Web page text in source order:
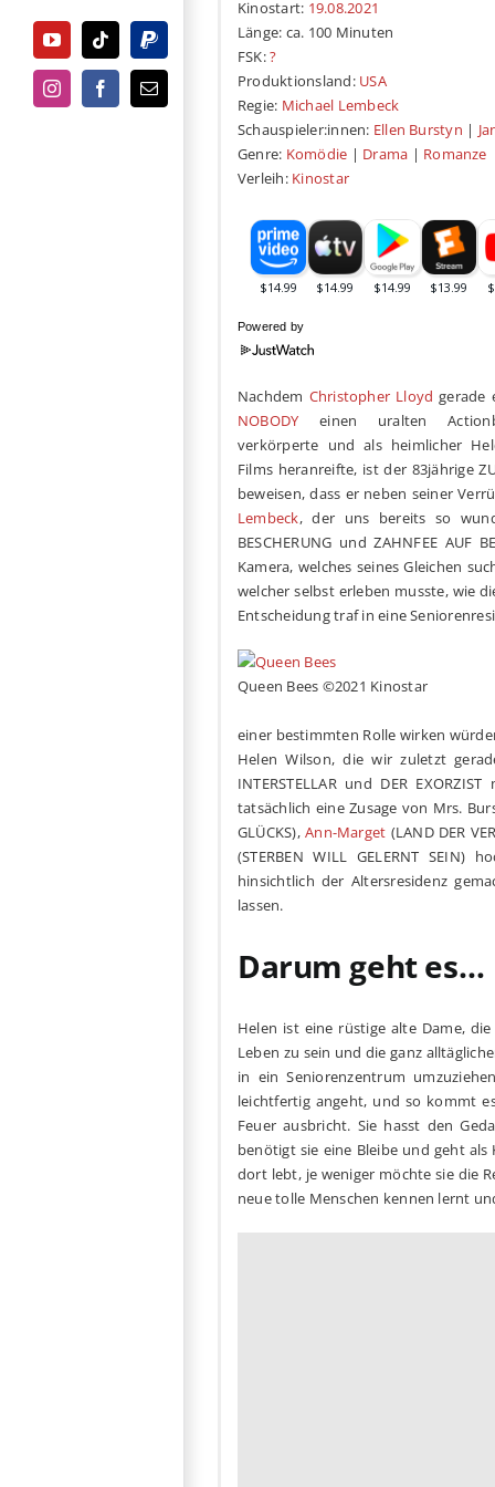
YouTubeTiktokPayPal
InstagramFacebook
E-
Mail
Kinostart: 19.08.2021
Länge: ca. 100 Minuten
FSK:?
Produktionsland: USA
Regie: Michael Lembeck
Schauspieler:innen: Ellen Burstyn |
Genre: Komödie | Drama | Romanze
Verleih: Kinostar
Powered by
Nachdem Christopher Lloyd gerade
NOBODY einen uralten
verkörperte und als heimlicher
Films heranreifte, ist der 83jährige
beweisen, dass er neben seiner
Lembeck, der uns bereits so
BESCHERUNG und ZAHNFEE
Kamera, welches seines Gleichen
welcher selbst erleben musste, wie
Entscheidung traf in eine
Queen Bees ©2021 Kinostar
einer bestimmten Rolle wirken
Helen Wilson, die wir zuletzt
INTERSTELLAR und DER
tatsächlich eine Zusage von Mrs.
GLÜCKS),Ann-Marget (LAND DER
(STERBEN WILL GELERNT
hinsichtlich der Altersresidenz
lassen.
Darum geht es…
Helen ist eine rüstige alte Dame,
Leben zu sein und die ganz
in ein Seniorenzentrum
leichtfertig angeht, und so kommt
Feuer ausbricht. Sie hasst den
benötigt sie eine Bleibe und geht
dort lebt, je weniger möchte sie die
neue tolle Menschen kennen lernt